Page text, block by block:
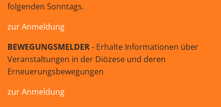
folgenden Sonntags.
zur Anmeldung
BEWEGUNGSMELDER- Erhalte Informationen über
Veranstaltungen in der Diözese und deren
Erneuerungsbewegungen
zur Anmeldung